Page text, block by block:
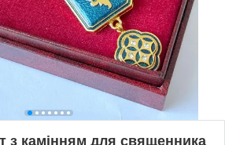
з камінням для священника